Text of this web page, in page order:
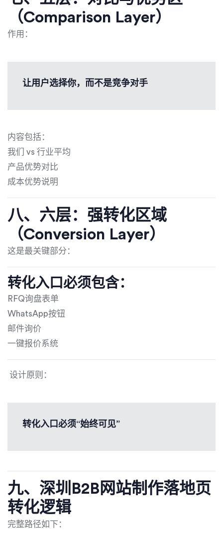
（Comparison Layer）
作用：
让用户选择你，而不是竞争对手
内容包括：
我们 vs 行业平均
产品优势对比
成本优势说明
八、六层：强转化区域
（Conversion Layer）
这是最关键部分：
转化入口必须包含：
RFQ询盘表单
WhatsApp按钮
邮件询价
一键报价系统
设计原则：
转化入口必须“始终可见”
九、深圳B2B网站制作落地页
转化逻辑
完整路径如下：